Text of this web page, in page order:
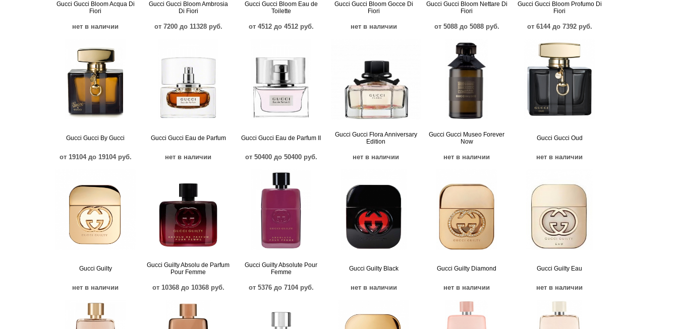
Gucci Gucci Bloom Acqua Di
Fiori
нет в наличии
Gucci Gucci Bloom Ambrosia
Di Fiori
от 7200 до 11328 руб.
Gucci Gucci Bloom Eau de
Toilette
от 4512 до 4512 руб.
Gucci Gucci Bloom Gocce Di
Fiori
нет в наличии
Gucci Gucci Bloom Nettare Di
Fiori
от 5088 до 5088 руб.
Gucci Gucci Bloom Profumo Di
Fiori
от 6144 до 7392 руб.
Gucci Gucci By Gucci
от 19104 до 19104 руб.
Gucci Gucci Eau de Parfum
нет в наличии
Gucci Gucci Eau de Parfum II
от 50400 до 50400 руб.
Gucci Gucci Flora Anniversary
Edition
нет в наличии
Gucci Gucci Museo Forever
Now
нет в наличии
Gucci Gucci Oud
нет в наличии
Gucci Guilty
нет в наличии
Gucci Guilty Absolu de Parfum
Pour Femme
от 10368 до 10368 руб.
Gucci Guilty Absolute Pour
Femme
от 5376 до 7104 руб.
Gucci Guilty Black
нет в наличии
Gucci Guilty Diamond
нет в наличии
Gucci Guilty Eau
нет в наличии